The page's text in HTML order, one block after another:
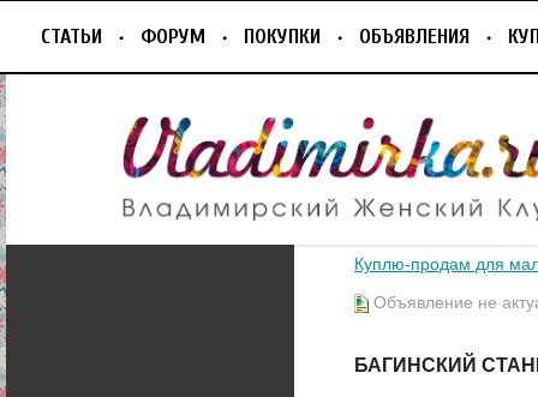
СТАТЬИ ФОРУМ ПОКУПКИ ОБЪЯВЛЕНИЯ
Куплю-продам для
Объявление не
БАГИНСКИЙ